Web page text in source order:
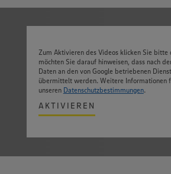
Zum Aktivieren des Videos klicken Sie bitte
möchten Sie darauf hinweisen, dass nach
Daten an den von Google betriebenen
übermittelt werden. Weitere Informationen
unseren Datenschutzbestimmungen.
AKTIVIEREN